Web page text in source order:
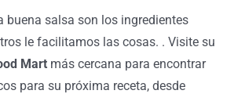
buena salsa son los ingredientes
le facilitamos las cosas. . Visite su
Martmás cercana para encontrar
para su próxima receta, desde